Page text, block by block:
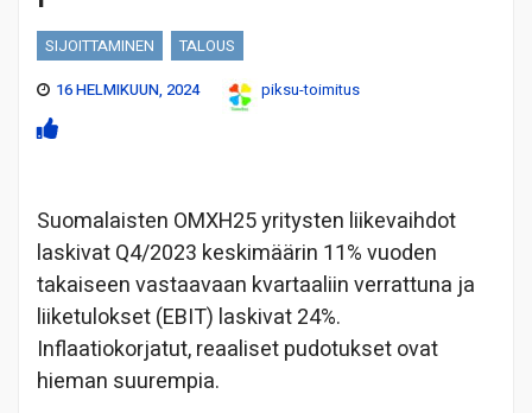
SIJOITTAMINEN
TALOUS
16 HELMIKUUN, 2024
piksu-toimitus
Suomalaisten OMXH25 yritysten liikevaihdot
laskivat Q4/2023 keskimäärin 11% vuoden
takaiseen vastaavaan kvartaaliin verrattuna ja
liiketulokset (EBIT) laskivat 24%.
Inflaatiokorjatut, reaaliset pudotukset ovat
hieman suurempia.